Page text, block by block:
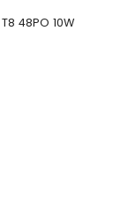
T8 48PO 10W